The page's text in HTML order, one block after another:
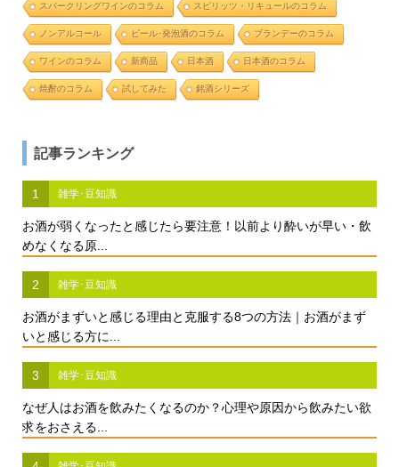
スパークリングワインのコラム スピリッツ・リキュールのコラム
ノンアルコール ビール･発泡酒のコラム ブランデーのコラム
ワインのコラム 新商品 日本酒 日本酒のコラム
焼酎のコラム 試してみた 銘酒シリーズ
記事ランキング
1 雑学･豆知識
お酒が弱くなったと感じたら要注意！以前より酔いが早い・飲
めなくなる原...
2 雑学･豆知識
お酒がまずいと感じる理由と克服する8つの方法｜お酒がまず
いと感じる方に...
3 雑学･豆知識
なぜ人はお酒を飲みたくなるのか？心理や原因から飲みたい欲
求をおさえる...